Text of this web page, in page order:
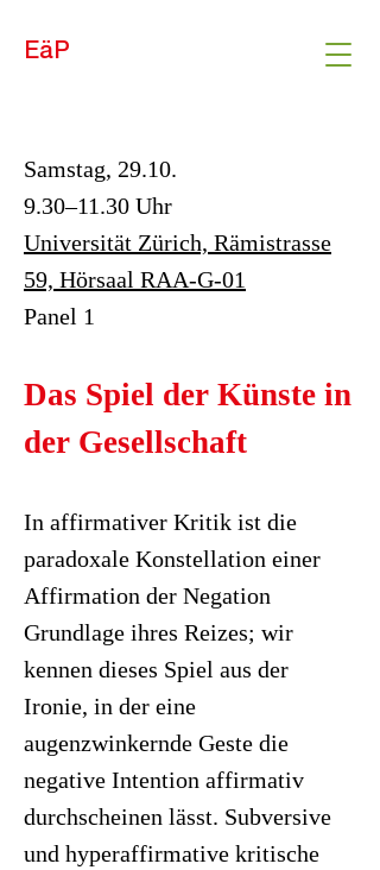
EäP
Samstag, 29.10.
9.30–11.30 Uhr
Universität Zürich, Rämistrasse
59, Hörsaal RAA-G-01
Panel 1
Das Spiel der Künste in
der Gesellschaft
In affirmativer Kritik ist die
paradoxale Konstellation einer
Affirmation der Negation
Grundlage ihres Reizes; wir
kennen dieses Spiel aus der
Ironie, in der eine
augenzwinkernde Geste die
negative Intention affirmativ
durchscheinen lässt. Subversive
und hyperaffirmative kritische